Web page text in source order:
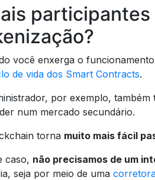
você enxerga o
de vida dos Smart Contracts.
por exemplo,
num mercado secundário.
torna muito mais fácil
caso, não precisamos de um
seja por meio de uma